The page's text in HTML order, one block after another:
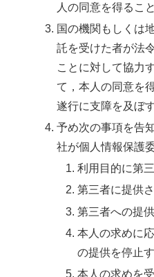
人の同意を得るこ
国の機関もしくは
託を受けた者が法
ことに対して協力
て，本人の同意を
遂行に支障を及ぼ
予め次の事項を告
社が個人情報保護
利用目的に第
第三者に提供
第三者への提
本人の求めに
の提供を停止
本人の求めを